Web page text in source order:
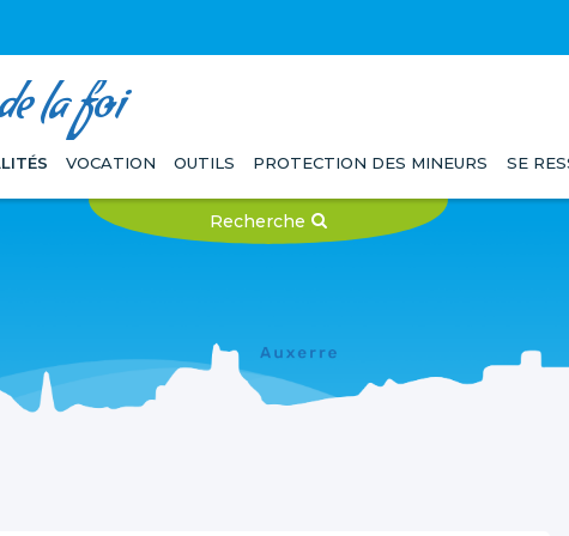
la foi
PROTECTION DES MINEURS SE
VOCATION OUTILS
Recherche